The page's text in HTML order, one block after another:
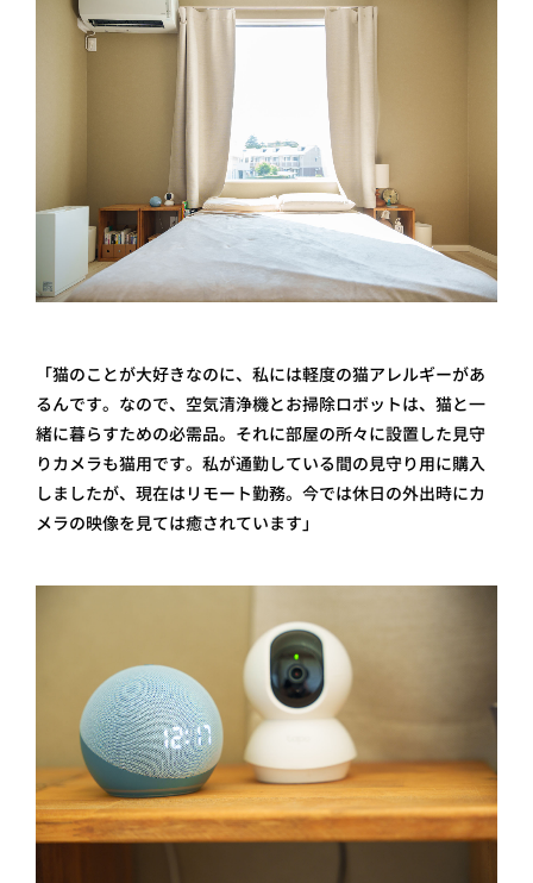
「猫のことが大好きなのに、私には軽度の猫アレルギーがあ
るんです。なので、空気清浄機とお掃除ロボットは、猫と一
緒に暮らすための必需品。それに部屋の所々に設置した見守
りカメラも猫用です。私が通勤している間の見守り用に購入
しましたが、現在はリモート勤務。今では休日の外出時にカ
メラの映像を見ては癒されています」